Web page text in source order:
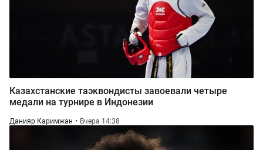
Казахстанские таэквондисты завоевали четыре
медали на турнире в Индонезии
Данияр Каримжан Вчера 14:38